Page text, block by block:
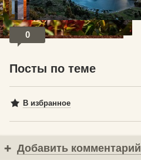
0
Посты по теме
В избранное
Добавить комментарий